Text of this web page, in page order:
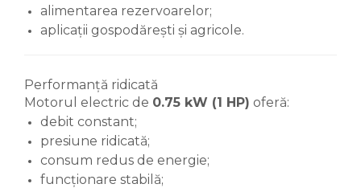
alimentarea rezervoarelor;
aplicații gospodărești și agricole.
Performanță ridicată
Motorul electric de 0.75 kW (1 HP) oferă:
debit constant;
presiune ridicată;
consum redus de energie;
funcționare stabilă;